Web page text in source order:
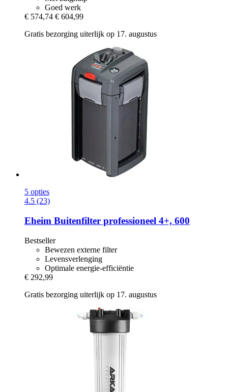
Goed werk
€ 574,74 € 604,99
Gratis bezorging uiterlijk op 17. augustus
5 opties
4.5 (23)
Eheim Buitenfilter professioneel 4+, 600
Bestseller
Bewezen externe filter
Levensverlenging
Optimale energie-efficiëntie
€ 292,99
Gratis bezorging uiterlijk op 17. augustus